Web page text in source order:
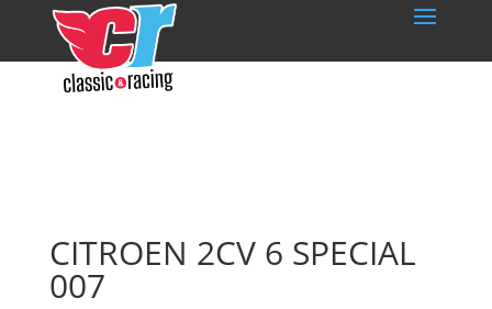
CITROEN 2CV 6 SPECIAL
007